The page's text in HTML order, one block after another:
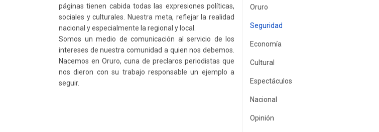
páginas tienen cabida todas las expresiones políticas,
sociales y culturales. Nuestra meta, reflejar la realidad
nacional y especialmente la regional y local.
Somos un medio de comunicación al servicio de los
intereses de nuestra comunidad a quien nos debemos.
Nacemos en Oruro, cuna de preclaros periodistas que
nos dieron con su trabajo responsable un ejemplo a
seguir.
Oruro
Seguridad
Economía
Cultural
Espectáculos
Nacional
Opinión